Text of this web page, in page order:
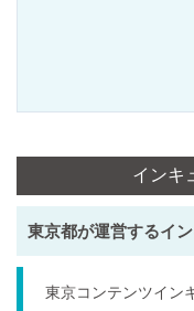
インキ
東京都が運営するイ
東京コンテンツイン